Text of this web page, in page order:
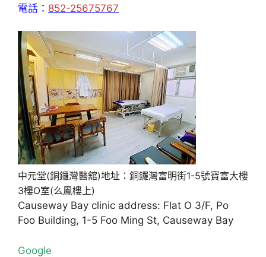
電話： 852-25675767
中元堂(銅鑼灣醫舘)地址：銅鑼灣富明街1-5號寶富大樓
3樓O室(么鳳樓上)
Causeway Bay clinic address: Flat O 3/F, Po
Foo Building, 1-5 Foo Ming St, Causeway Bay
Google